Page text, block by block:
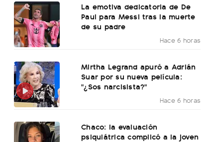
La emotiva dedicatoria de De
Paul para Messi tras la muerte
de su padre
Hace 6 horas
Mirtha Legrand apuró a Adrián
Suar por su nueva película:
"¿Sos narcisista?"
Hace 6 horas
Chaco: la evaluación
psiquiátrica complicó a la joven